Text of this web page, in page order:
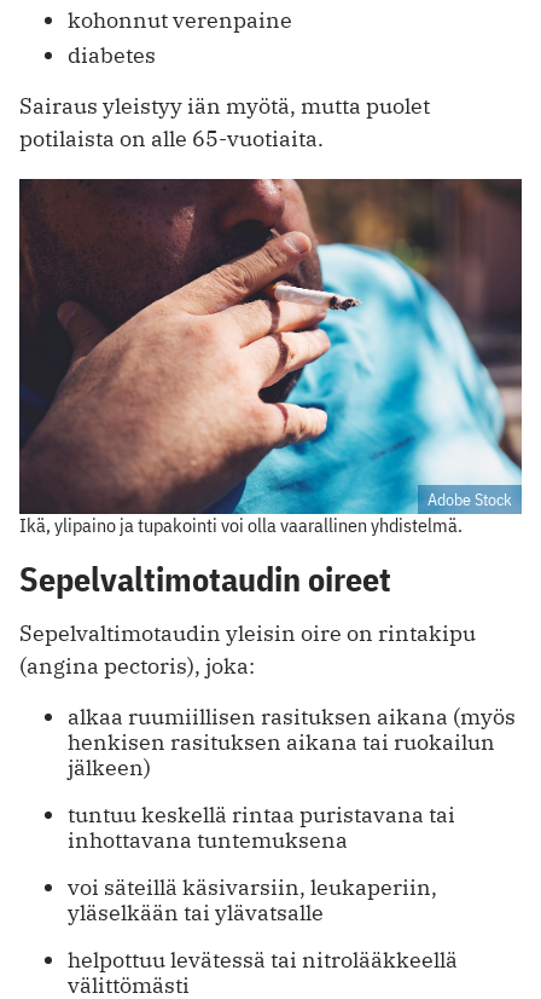
kohonnut verenpaine
diabetes
Sairaus yleistyy iän myötä, mutta puolet
potilaista on alle 65-vuotiaita.
Adobe Stock
Ikä, ylipaino ja tupakointi voi olla vaarallinen yhdistelmä.
Sepelvaltimotaudin oireet
Sepelvaltimotaudin yleisin oire on rintakipu
(angina pectoris), joka:
alkaa ruumiillisen rasituksen aikana (myös
henkisen rasituksen aikana tai ruokailun
jälkeen)
tuntuu keskellä rintaa puristavana tai
inhottavana tuntemuksena
voi säteillä käsivarsiin, leukaperiin,
yläselkään tai ylävatsalle
helpottuu levätessä tai nitrolääkkeellä
välittömästi